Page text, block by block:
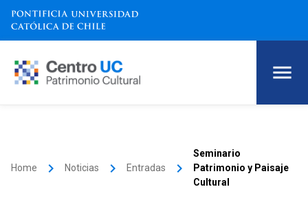
Home keyboard_arrow_right Noticias keyboard_arrow_right Entradas keyboard_arrow_right
Seminario
Patrimonio y Paisaje
Cultural